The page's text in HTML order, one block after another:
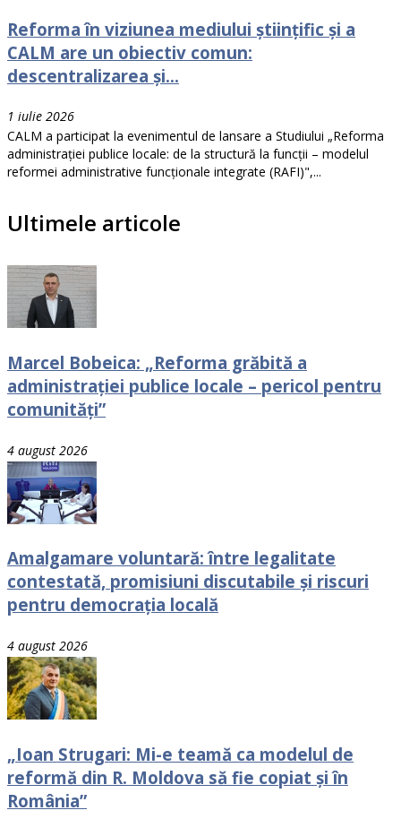
Reforma în viziunea mediului științific și a
CALM are un obiectiv comun:
descentralizarea și...
1 iulie 2026
CALM a participat la evenimentul de lansare a Studiului „Reforma
administrației publice locale: de la structură la funcții – modelul
reformei administrative funcționale integrate (RAFI)",...
Ultimele articole
Marcel Bobeica: „Reforma grăbită a
administrației publice locale – pericol pentru
comunități”
4 august 2026
Amalgamare voluntară: între legalitate
contestată, promisiuni discutabile și riscuri
pentru democrația locală
4 august 2026
„Ioan Strugari: Mi-e teamă ca modelul de
reformă din R. Moldova să fie copiat și în
România”